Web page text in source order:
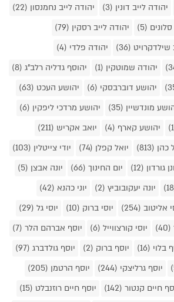
יהודה לייב דונין (3)
יהודה לייב נחמנסון (22)
(5)
יהודה לייב רסקין (79)
(36)
יהודה פלדי (4)
יהודה שמוטקין (1)
יהוסף גדליה רלב"ג (8)
יהושע דוברבסקי (6)
יהושע העכט (63)
מונדשיין (35)
יהושע מרדכי ליפקין (6)
יהושע קארף (4)
יואב אקריש (211)
(813) יואל קפלן (74)
יודי צייטלין (103)
גורדון (12) יום החינוך (66)
יונה אבצן (5)
יונה יעקובוביץ (2)
יוני כהנא (42)
אליטוב (254) יוסי ברוק (10)
יוסי גל (29)
יוסי קורצווייל (6)
יוסף אברהם הלר (7)
בלוי (16) יוסף ברוק (2)
יוסף גולדברג (97)
יוסף גרליצקי (244)
יוסף הרטמן (205)
חיים קנטור (142)
יוסף חיים רוזנבלט (15)